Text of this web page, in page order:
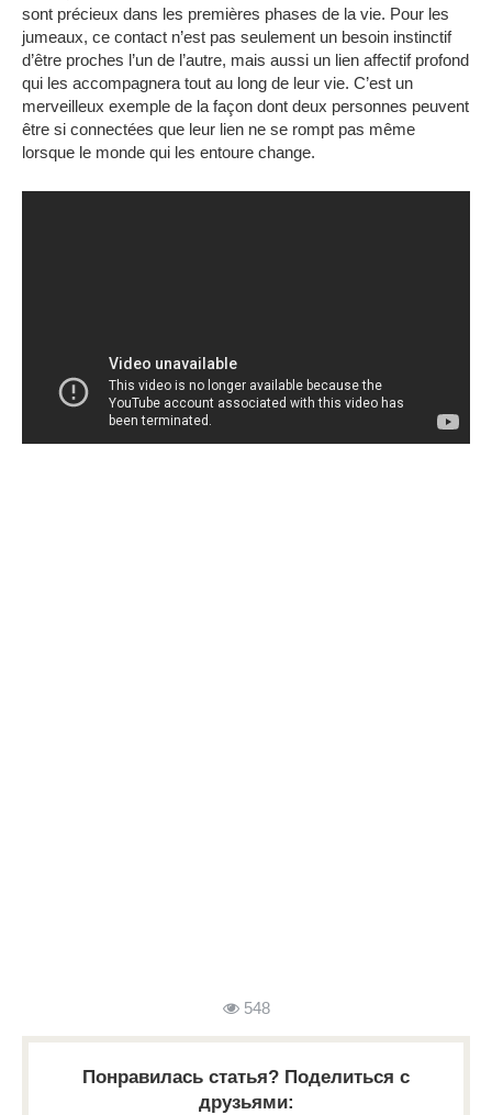
sont précieux dans les premières phases de la vie. Pour les
jumeaux, ce contact n’est pas seulement un besoin instinctif
d’être proches l’un de l’autre, mais aussi un lien affectif profond
qui les accompagnera tout au long de leur vie. C’est un
merveilleux exemple de la façon dont deux personnes peuvent
être si connectées que leur lien ne se rompt pas même
lorsque le monde qui les entoure change.
548
Понравилась статья? Поделиться с
друзьями: